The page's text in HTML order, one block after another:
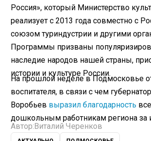
Россия», который Министерство
реализует с 2013 года совместно с
союзом туриндустрии и другими
Программы призваны
наследие народов нашей страны,
истории и культуре России.
На прошлой неделе в Подмосковье
воспитателя, в связи с чем
Воробьев выразил благодарность
дошкольным работникам региона за
Автор: Виталий Черенков